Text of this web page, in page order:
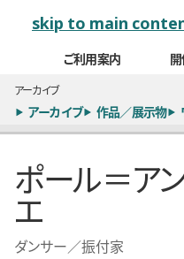
skip to main
ご利用案内
アーカイブ
アーカイブ 作品／展示物
ポール＝アン
エ
ダンサー／振付家